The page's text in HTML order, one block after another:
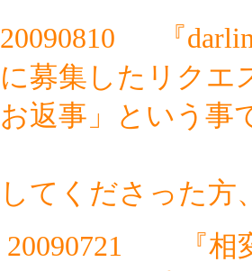
20090810
『
に募集したリクエ
お返事」という事
してくださった方
20090721
『